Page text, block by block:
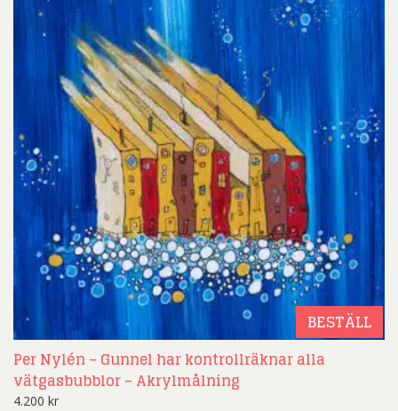
BESTÄLL
Per Nylén – Gunnel har kontrollräknar alla
vätgasbubblor – Akrylmålning
4.200 kr